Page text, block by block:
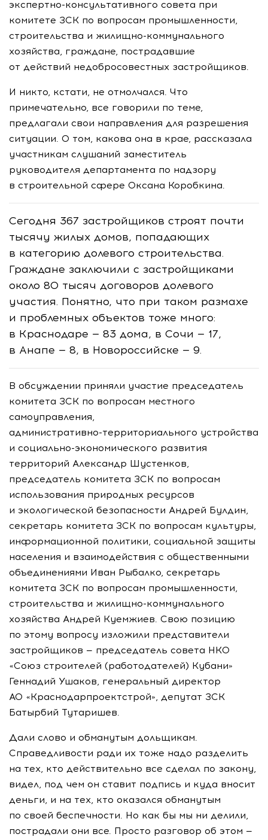
экспертно-консультативного совета при
комитете ЗСК по вопросам промышленности,
строительства и жилищно-коммунального
хозяйства, граждане, пострадавшие
от действий недобросовестных застройщиков.
И никто, кстати, не отмолчался. Что
примечательно, все говорили по теме,
предлагали свои направления для разрешения
ситуации. О том, какова она в крае, рассказала
участникам слушаний заместитель
руководителя департамента по надзору
в строительной сфере Оксана Коробкина.
Сегодня 367 застройщиков строят почти
тысячу жилых домов, попадающих
в категорию долевого строительства.
Граждане заключили с застройщиками
около 80 тысяч договоров долевого
участия. Понятно, что при таком размахе
и проблемных объектов тоже много:
в Краснодаре — 83 дома, в Сочи — 17,
в Анапе — 8, в Новороссийске — 9.
В обсуждении приняли участие председатель
комитета ЗСК по вопросам местного
самоуправления,
административно-территориального устройства
и социально-экономического развития
территорий Александр Шустенков,
председатель комитета ЗСК по вопросам
использования природных ресурсов
и экологической безопасности Андрей Булдин,
секретарь комитета ЗСК по вопросам культуры,
информационной политики, социальной защиты
населения и взаимодействия с общественными
объединениями Иван Рыбалко, секретарь
комитета ЗСК по вопросам промышленности,
строительства и жилищно-коммунального
хозяйства Андрей Куемжиев. Свою позицию
по этому вопросу изложили представители
застройщиков — председатель совета НКО
«Союз строителей (работодателей) Кубани»
Геннадий Ушаков, генеральный директор
АО «Краснодарпроектстрой», депутат ЗСК
Батырбий Тутаришев.
Дали слово и обманутым дольщикам.
Справедливости ради их тоже надо разделить
на тех, кто действительно все сделал по закону,
видел, под чем он ставит подпись и куда вносит
деньги, и на тех, кто оказался обманутым
по своей беспечности. Но как бы мы ни делили,
пострадали они все. Просто разговор об этом —